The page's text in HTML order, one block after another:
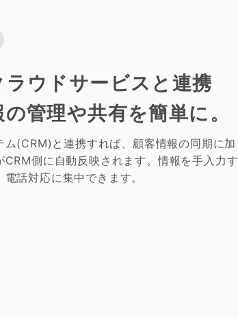
ラウドサービスと連携
の管理や共有を簡単に。
ム(CRM)と連携すれば、顧客情報の同期に加
CRM側に自動反映されます。情報を手入力す
話対応に集中できます。